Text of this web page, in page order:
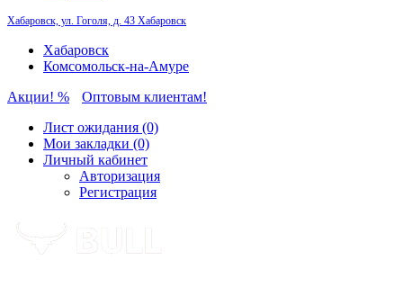
Хабаровск, ул. Гоголя, д. 43 Хабаровск
Хабаровск
Комсомольск-на-Амуре
Акции! %
Оптовым клиентам!
Лист ожидания (0)
Мои закладки (0)
Личный кабинет
Авторизация
Регистрация